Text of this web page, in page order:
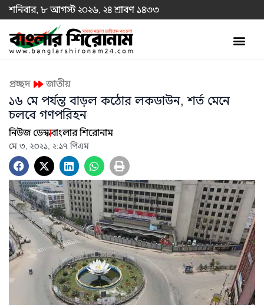
শনিবার, ৮ আগস্ট ২০২৬, ২৪ শ্রাবণ ১৪৩৩
প্রচ্ছদ জাতীয়
১৬ মে পর্যন্ত বাড়ল কঠোর লকডাউন, শর্ত মেনে
চলবে গণপরিহন
নিউজ ডেস্কবাংলার শিরোনাম
মে ৩, ২০২১, ২:১৭ পিএম